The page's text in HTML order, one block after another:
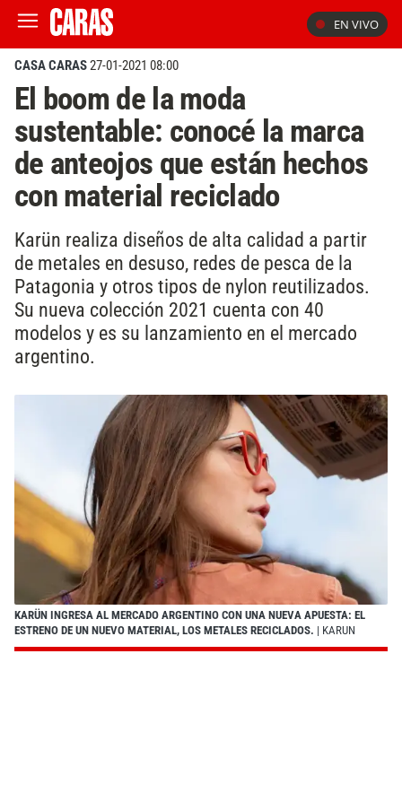
EN VIVO
CASA CARAS27-01-2021 08:00
El boom de la moda
sustentable: conocé la marca
de anteojos que están hechos
con material reciclado
Karün realiza diseños de alta calidad a partir
de metales en desuso, redes de pesca de la
Patagonia y otros tipos de nylon reutilizados.
Su nueva colección 2021 cuenta con 40
modelos y es su lanzamiento en el mercado
argentino.
KARÜN INGRESA AL MERCADO ARGENTINO CON UNA NUEVA APUESTA: EL
ESTRENO DE UN NUEVO MATERIAL, LOS METALES RECICLADOS. | KARUN